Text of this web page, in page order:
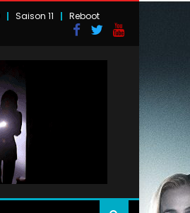
Saison 11 Reboot